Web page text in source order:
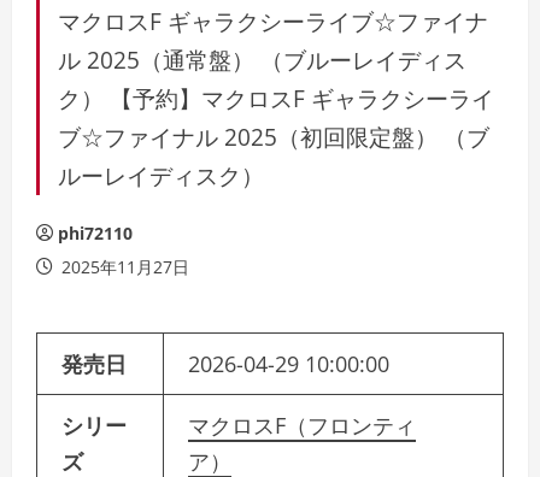
マクロスF ギャラクシーライブ☆ファイナ
ル 2025（通常盤） （ブルーレイディス
ク） 【予約】マクロスF ギャラクシーライ
ブ☆ファイナル 2025（初回限定盤） （ブ
ルーレイディスク）
phi72110
2025年11月27日
発売日 2026-04-29 10:00:00
シリー
ズ
マクロスF（フロンティ
ア）